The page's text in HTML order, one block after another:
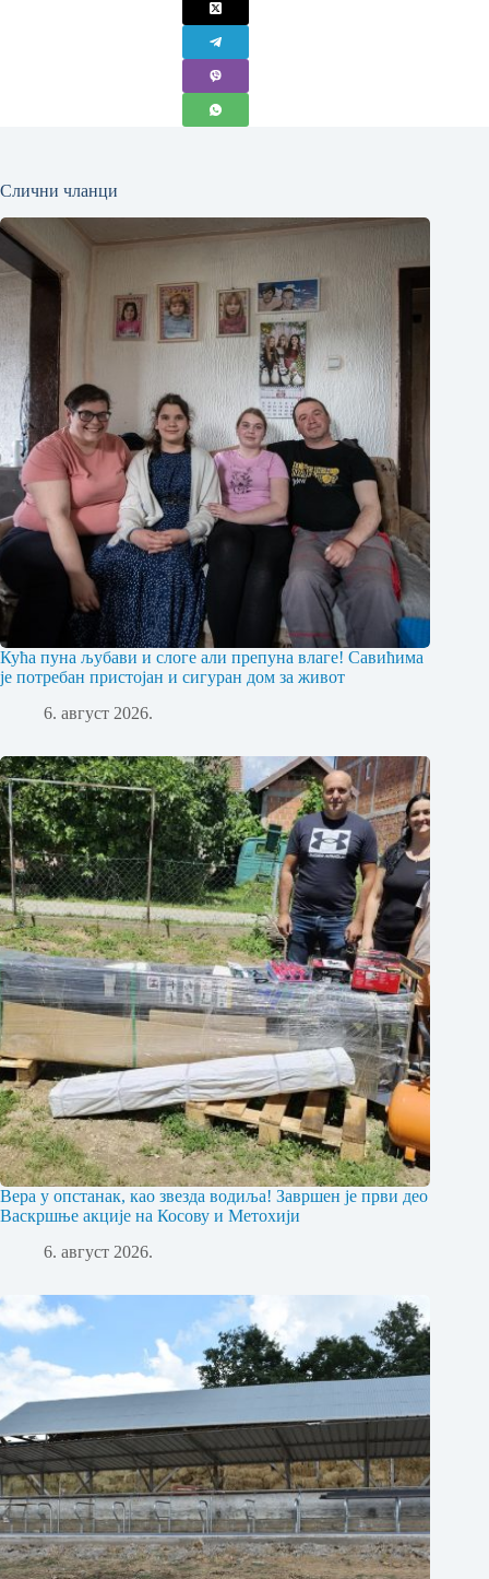
Слични чланци
Кућа пуна љубави и слоге али препуна влаге! Савићима
је потребан пристојан и сигуран дом за живот
6. август 2026.
Вера у опстанак, као звезда водиља! Завршен је први део
Васкршње акције на Косову и Метохији
6. август 2026.